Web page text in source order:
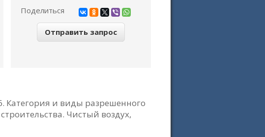
Поделиться
Категория и виды разрешенного
Чистый воздух,